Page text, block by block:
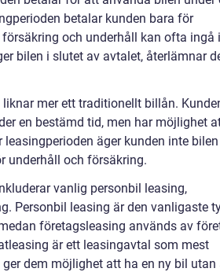
betalar kunden bara för
och underhåll kan ofta ingå i
bilen i slutet av avtalet, återlämnar
mer ett traditionellt billån.
en bestämd tid, men har möjlighet
äger kunden inte bilen
underhåll och försäkring.
vanlig personbil leasing,
Personbil leasing är den vanligaste
företagsleasing används av
är ett leasingavtal som mest
dem möjlighet att ha en ny bil utan